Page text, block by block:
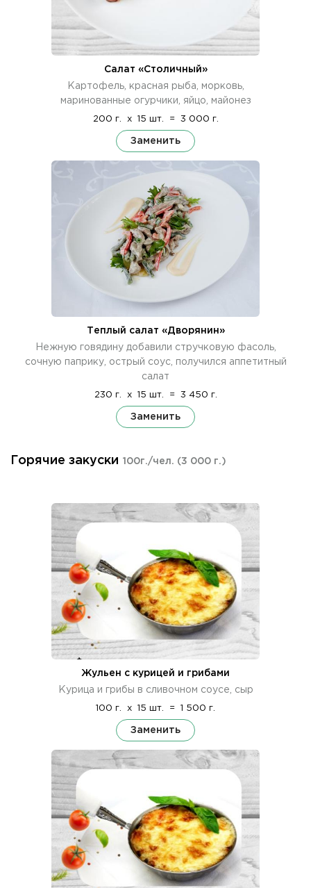
Салат «Столичный»
Картофель, красная рыба, морковь,
маринованные огурчики, яйцо, майонез
200 г. x 15 шт. = 3 000 г.
Заменить
Теплый салат «Дворянин»
Нежную говядину добавили стручковую фасоль,
сочную паприку, острый соус, получился аппетитный
салат
230 г. x 15 шт. = 3 450 г.
Заменить
Горячие закуски 100г./чел. (3 000 г.)
Жульен с курицей и грибами
Курица и грибы в сливочном соусе, сыр
100 г. x 15 шт. = 1 500 г.
Заменить